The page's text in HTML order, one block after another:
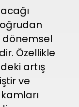
Özellikle
artış
ve